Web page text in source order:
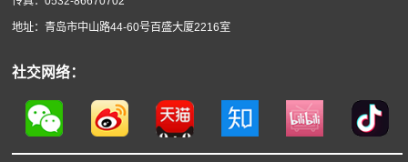
软木材料 关于得高